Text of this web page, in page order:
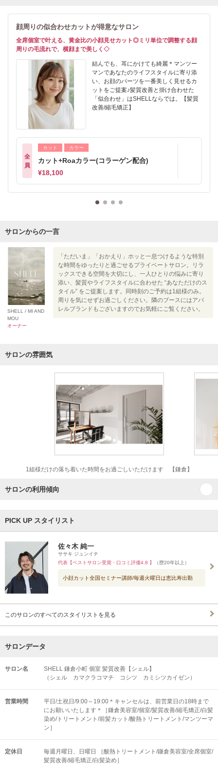
顔周りの似合わせカットが得意なサロン
全席個室で叶える、黄金比の小顔見せカット◎ミリ単位で調整する顔
周りの毛流れで、横顔まで美しく◇
結んでも、耳にかけても綺麗＊マンツー
マンであなたのライフスタイルに寄り添
い、お顔のパーツを一番美しく見せるカ
ットをご提案♪髪質改善と掛け合わせた
「似合わせ」はSHELLならでは。【髪質
改善/縮毛矯正】
全
員
カット カラー
カット+Roaカラー(コラーゲン配合)
¥18,100
サロンからの一言
SHELL / MI AND
MOU
オーナー
「ただいま」「おかえり」ホッと一息つけるような特別
な時間をゆったりと過ごせるプライベートサロン。リラ
ックスできる空間を大切にし、一人ひとりの悩みに寄り
添い、髪質やライフスタイルに合わせた “あなただけのス
タイル” をご提案します。同時刻のご予約は1組様のみ。
周りを気にせずお過ごしください。隣のブースにはアパ
レルブランドもございますのでお気軽にご覧ください。
サロンの雰囲気
1組様だけの落ち着いた時間をお過ごしいただけます 【鎌倉】
サロンの利用傾向
PICK UP スタイリスト
佐々木 純一
ササキ ジュンイチ
代表【ベストサロン受賞・口コミ評価4.8 】
（歴20年以上）
小顔カット全国セミナー講師/毎週火曜日は恵比寿出勤
このサロンのすべてのスタイリストを見る
サロンデータ
サロン名
SHELL 鎌倉小町 個室 髪質改善【シェル】
（シェル カマクラコマチ コシツ カミシツカイゼン）
営業時間
平日/土祝日/9:00～19:00＊キャンセルは、前営業日の18時まで
にお願いいたします＊［鎌倉美容室/個室/髪質改善/縮毛矯正/白髪
染め/トリートメント/前髪カット/酸熱トリートメント/マンツーマ
ン］
定休日
毎週月曜日、日曜日 ［酸熱トリートメント/鎌倉美容室/全席個室/
髪質改善/縮毛矯正/白髪染め］